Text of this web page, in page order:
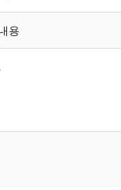
용